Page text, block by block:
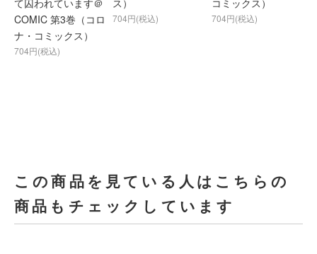
て囚われています＠
COMIC 第3巻（コロ
ナ・コミックス）
704円(税込)
ス）
704円(税込)
コミックス）
704円(税込)
この商品を見ている人はこちらの
商品もチェックしています